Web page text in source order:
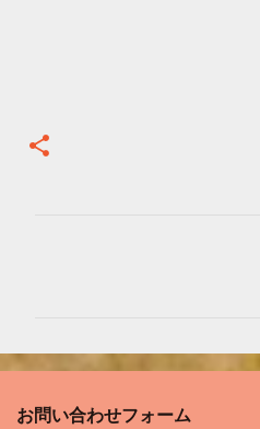
お問い合わせフォーム